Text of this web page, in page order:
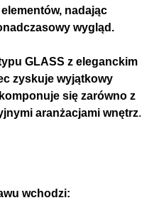
nadając
wygląd.
GLASS z eleganckim
zyskuje wyjątkowy
się zarówno z
aranżacjami wnętrz.
wchodzi: